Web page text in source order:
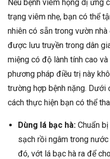
Nếu bệnh viêm họng dị ứng
trạng viêm nhẹ, bạn có thể
nhiên có sẵn trong vườn
được lưu truyền trong dân
miệng có độ lành tính cao
phương pháp điều trị này
trường hợp bệnh nặng.
cách thực hiện bạn có thể
Dùng lá bạc hà: Chuẩn
sạch rồi ngâm trong
đó, vớt lá bạc hà ra để